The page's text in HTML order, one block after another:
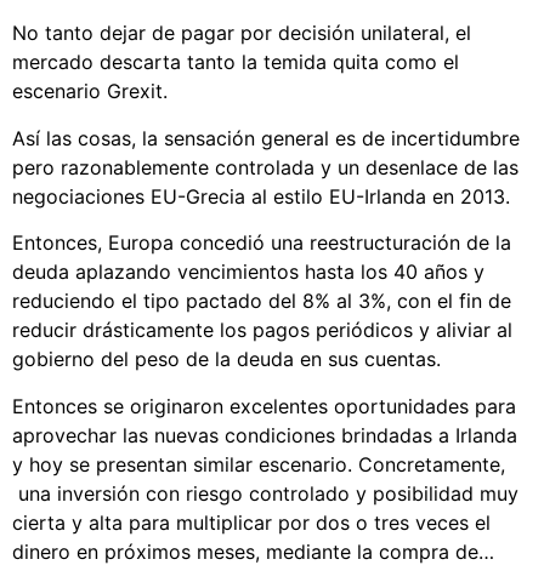
No tanto dejar de pagar por decisión unilateral, el
mercado descarta tanto la temida quita como el
escenario Grexit.
Así las cosas, la sensación general es de incertidumbre
pero razonablemente controlada y un desenlace de las
negociaciones EU-Grecia al estilo EU-Irlanda en 2013.
Entonces, Europa concedió una reestructuración de la
deuda aplazando vencimientos hasta los 40 años y
reduciendo el tipo pactado del 8% al 3%, con el fin de
reducir drásticamente los pagos periódicos y aliviar al
gobierno del peso de la deuda en sus cuentas.
Entonces se originaron excelentes oportunidades para
aprovechar las nuevas condiciones brindadas a Irlanda
y hoy se presentan similar escenario. Concretamente,
una inversión con riesgo controlado y posibilidad muy
cierta y alta para multiplicar por dos o tres veces el
dinero en próximos meses, mediante la compra de…